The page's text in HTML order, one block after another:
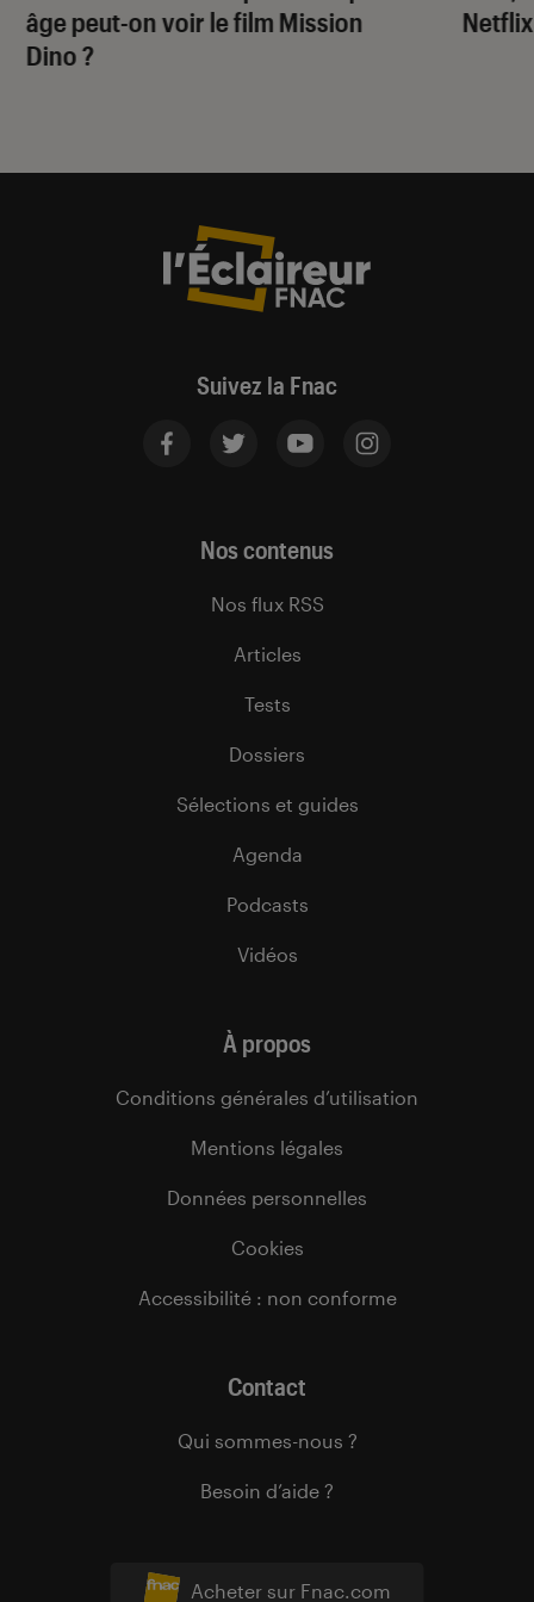
âge peut-on voir le film Mission
Dino?
Suivez la Fnac
Acheter sur Fnac.com
Nos contenus
Nos flux RSS
Articles
Tests
Dossiers
Sélections et guides
Agenda
Podcasts
Vidéos
À propos
Conditions générales d’utilisation
Mentions légales
Données personnelles
Cookies
Accessibilité : non conforme
Contact
Qui sommes-nous ?
Besoin d’aide ?